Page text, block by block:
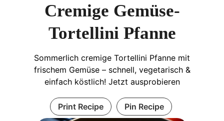
Cremige Gemüse-
Tortellini Pfanne
Sommerlich cremige Tortellini Pfanne mit
frischem Gemüse – schnell, vegetarisch &
einfach köstlich! Jetzt ausprobieren
Print Recipe Pin Recipe